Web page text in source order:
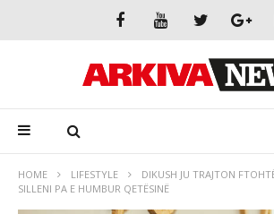
HOME LIFESTYLE
DIKUSH JU TRAJTON
SILLENI PA E HUMBUR QETËSINË